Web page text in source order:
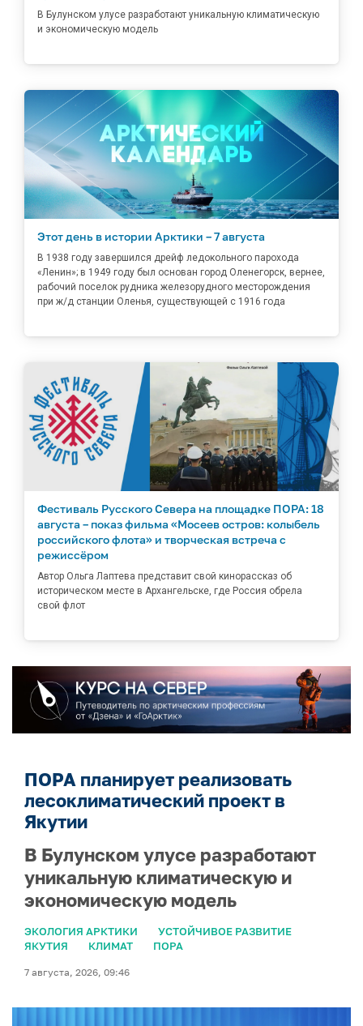
В Булунском улусе разработают уникальную климатическую
и экономическую модель
Этот день в истории Арктики – 7 августа
В 1938 году завершился дрейф ледокольного парохода
«Ленин»; в 1949 году был основан город Оленегорск, вернее,
рабочий поселок рудника железорудного месторождения
при ж/д станции Оленья, существующей с 1916 года
Фестиваль Русского Севера на площадке ПОРА: 18
августа – показ фильма «Мосеев остров: колыбель
российского флота» и творческая встреча с
режиссёром
Автор Ольга Лаптева представит свой кинорассказ об
историческом месте в Архангельске, где Россия обрела
свой флот
ПОРА планирует реализовать
лесоклиматический проект в
Якутии
В Булунском улусе разработают
уникальную климатическую и
экономическую модель
ЭКОЛОГИЯ АРКТИКИ
УСТОЙЧИВОЕ РАЗВИТИЕ
ЯКУТИЯ
КЛИМАТ ПОРА
7 августа, 2026, 09:46